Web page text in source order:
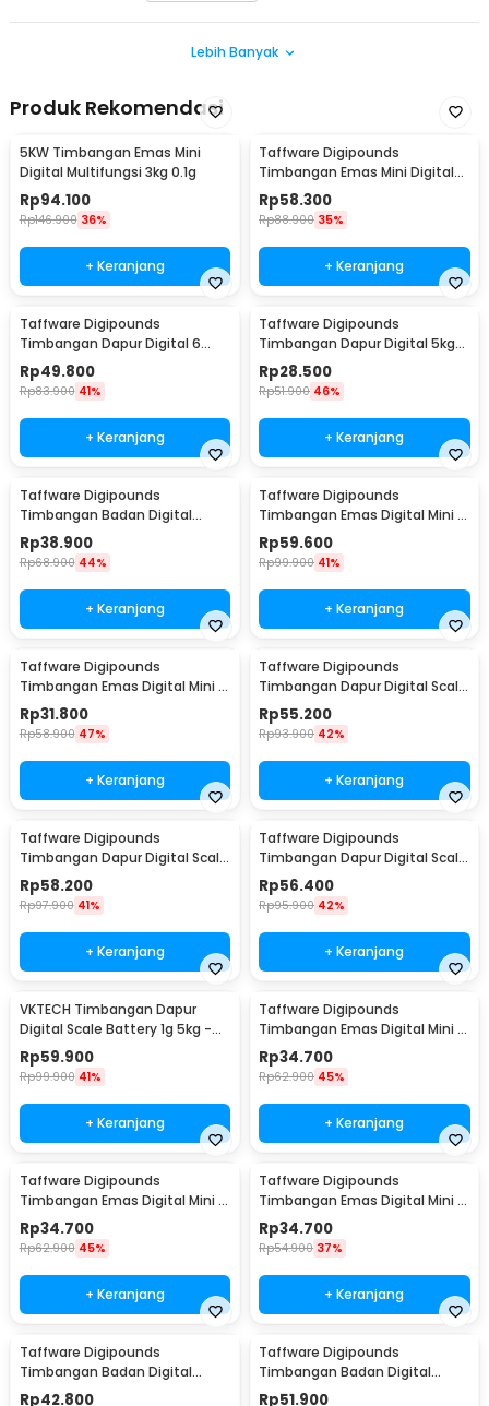
Lebih Banyak
Produk Rekomendasi
5KW Timbangan Emas Mini
Digital Multifungsi 3kg 0.1g
Rp94.100
Rp146.900 36%
+ Keranjang
Taffware Digipounds
Timbangan Emas Mini Digital
Multifungsi 500g 0.1g - EK518
Rp58.300
Rp88.900 35%
+ Keranjang
Taffware Digipounds
Timbangan Dapur Digital 6
Satuan 1kg 0.1g - i2000
Rp49.800
Rp83.900 41%
+ Keranjang
Taffware Digipounds
Timbangan Dapur Digital 5kg
1g Kitchen Scale LCD - B05
Rp28.500
Rp51.900 46%
+ Keranjang
Taffware Digipounds
Timbangan Badan Digital
Scale Battery 0.05kg 180kg -
SC-01
Rp38.900
Rp68.900 44%
+ Keranjang
Taffware Digipounds
Timbangan Emas Digital Mini 7
Units 0.01g 500g - UF200H
Rp59.600
Rp99.900 41%
+ Keranjang
Taffware Digipounds
Timbangan Emas Digital Mini 5
Units 0.01g 200g - MH-200
Rp31.800
Rp58.900 47%
+ Keranjang
Taffware Digipounds
Timbangan Dapur Digital Scale
Battery 1g 5kg - Z1S
Rp55.200
Rp93.900 42%
+ Keranjang
Taffware Digipounds
Timbangan Dapur Digital Scale
Battery 1g 10kg - Z2S
Rp58.200
Rp97.900 41%
+ Keranjang
Taffware Digipounds
Timbangan Dapur Digital Scale
Battery 1g 10kg - Z3S
Rp56.400
Rp95.900 42%
+ Keranjang
VKTECH Timbangan Dapur
Digital Scale Battery 1g 5kg -
CK10A
Rp59.900
Rp99.900 41%
+ Keranjang
Taffware Digipounds
Timbangan Emas Digital Mini 7
Units 0.01g 500g - SC-13 /
VSW0083
Rp34.700
Rp62.900 45%
+ Keranjang
Taffware Digipounds
Timbangan Emas Digital Mini 7
Units 0.01g 200g - SC-13 /
VSW0083
Rp34.700
Rp62.900 45%
+ Keranjang
Taffware Digipounds
Timbangan Emas Digital Mini 7
Units 0.01g 100g - SC-13 /
VSW0083
Rp34.700
Rp54.900 37%
+ Keranjang
Taffware Digipounds
Timbangan Badan Digital
Scale Bluetooth 50g 180kg -
Rp42.800
Taffware Digipounds
Timbangan Badan Digital
Scale Smart App 50g 180kg -
Rp51.900